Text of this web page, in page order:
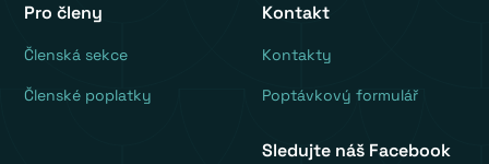
Pro členy
‍Členská sekce
Členské poplatky
Kontakt
Kontakty
Poptávkový formulář
Sledujte náš Facebook